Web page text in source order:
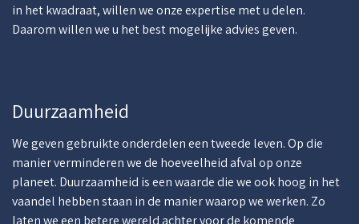
in het kwadraat, willen we onze expertise met u delen.
Daarom willen we u het best mogelijke advies geven.
Duurzaamheid
We geven gebruikte onderdelen een tweede leven. Op die
manier verminderen we de hoeveelheid afval op onze
planeet. Duurzaamheid is een waarde die we ook hoog in het
vaandel hebben staan in de manier waarop we werken. Zo
laten we een betere wereld achter voor de komende